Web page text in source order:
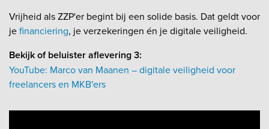
Vrijheid als ZZP'er begint bij een solide basis. Dat geldt voor
jefinanciering, je verzekeringen én je digitale veiligheid.
Bekijk of beluister aflevering 3:
YouTube: Marco van Maanen – digitale veiligheid voor
freelancers en MKB'ers